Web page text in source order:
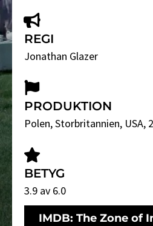
REGI
Jonathan Glazer
PRODUKTION
Polen, Storbritannien, USA,
BETYG
3.9 av 6.0
IMDB: The Zone of